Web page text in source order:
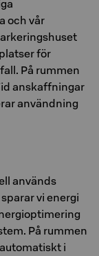
och vår
för
På rummen
anskaffningar
användning
används
vi energi
På rummen
i